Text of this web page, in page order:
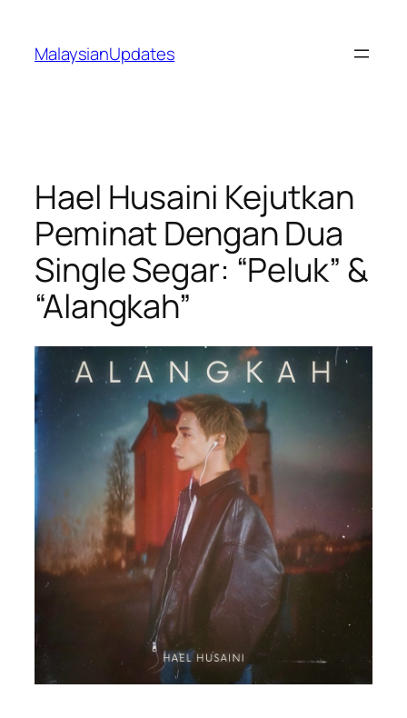
content
MalaysianUpdates
Hael Husaini Kejutkan
Peminat Dengan Dua
Single Segar: “Peluk” &
“Alangkah”